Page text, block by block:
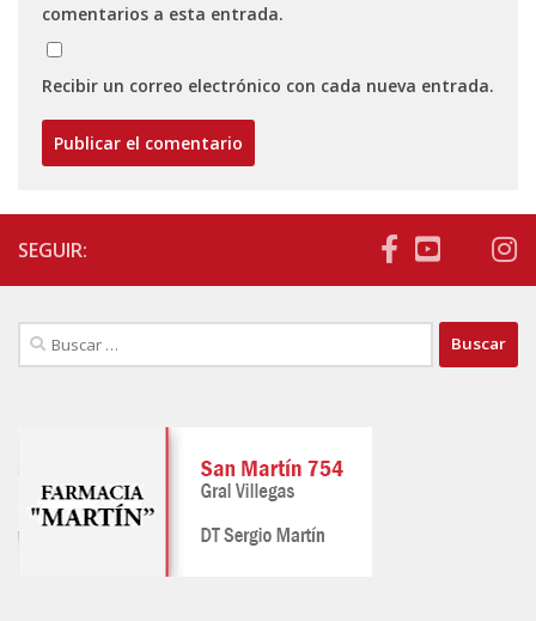
comentarios a esta entrada.
Recibir un correo electrónico con cada nueva entrada.
SEGUIR:
Buscar: